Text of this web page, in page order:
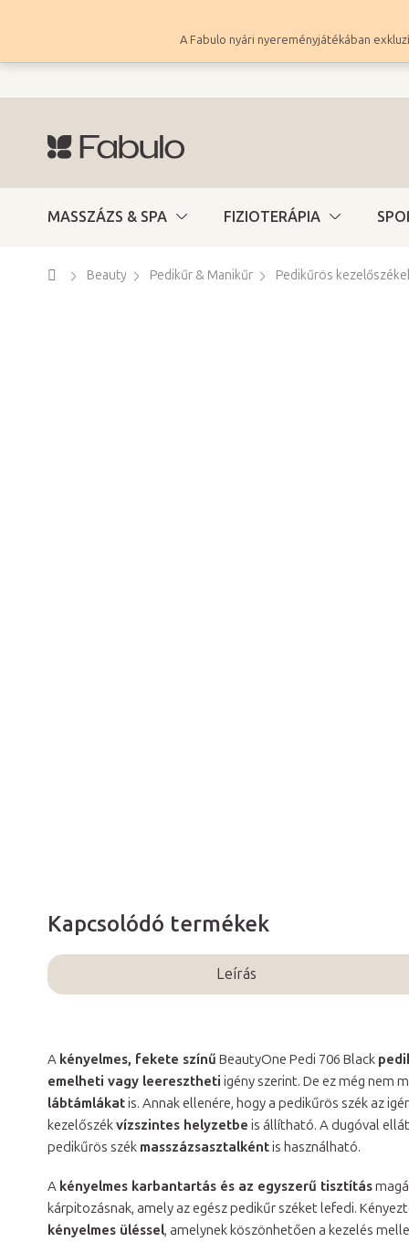
tartalomhoz
A Fabulo nyári nyereményjátékában
MASSZÁZS & SPA FIZIOTERÁPIA
Kezdőlap
Beauty Pedikűr & Manikűr Pedikűrös
Kapcsolódó termékek
Leírás
A kényelmes, fekete színű BeautyOne Pedi 706 Black
emelheti vagy leeresztheti igény szerint. De ez még nem
lábtámlákatis. Annak ellenére, hogy a pedikűrös szék az
kezelőszékvízszintes helyzetbe is állítható. A dugóval
pedikűrös szék masszázsasztalkéntis használható.
A kényelmes karbantartás és az egyszerű tisztítás
kárpitozásnak, amely az egész pedikűr széket lefedi.
kényelmes üléssel, amelynek köszönhetően a kezelés